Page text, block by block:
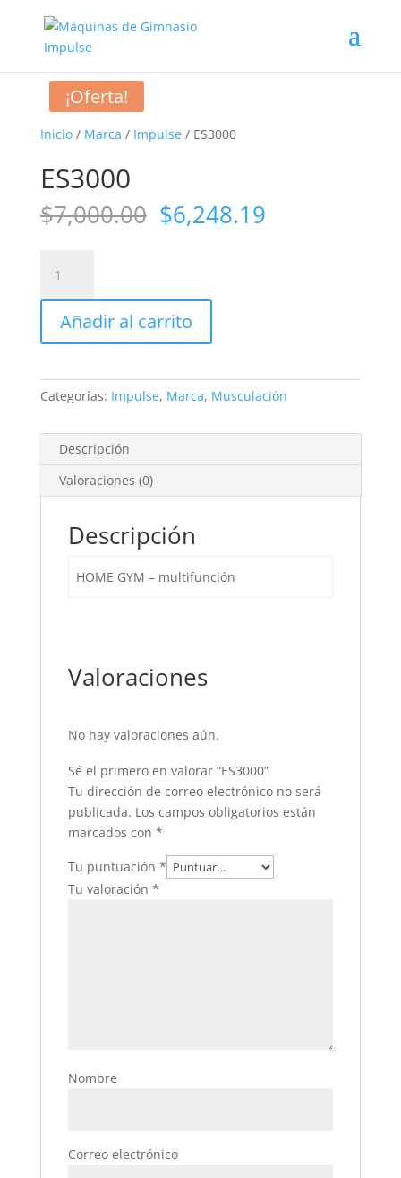
Inicio/ Marca / Impulse/ ES3000
¡Oferta!
ES3000
$7,000.00 El
precio
$7,000.00.
$6,248.19El
cantidad
Añadir al carrito
Categorías: Impulse, Marca, Musculación
Descripción
Valoraciones (0)
Descripción
HOME GYM – multifunción
Valoraciones
No hay valoraciones aún.
Sé el primero en valorar “ES3000”
Tu dirección de correo electrónico no será
publicada. Los campos obligatorios están
marcados con *
Tu puntuación *
Tu valoración *
Nombre
Correo electrónico